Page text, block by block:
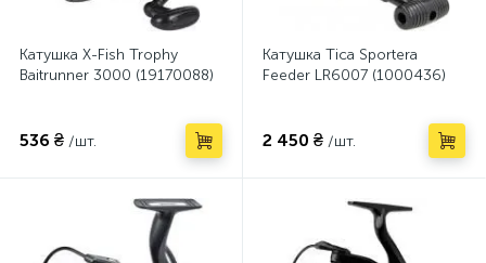
Катушка X-Fish Trophy
Baitrunner 3000 (19170088)
536 ₴ /шт.
Катушка Tica Sportera
Feeder LR6007 (1000436)
2 450 ₴ /шт.